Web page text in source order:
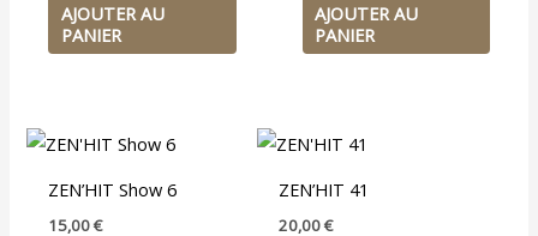
AJOUTER AU
PANIER
AJOUTER AU
PANIER
ZEN’HIT Show 6
15,00€
ZEN’HIT 41
20,00€